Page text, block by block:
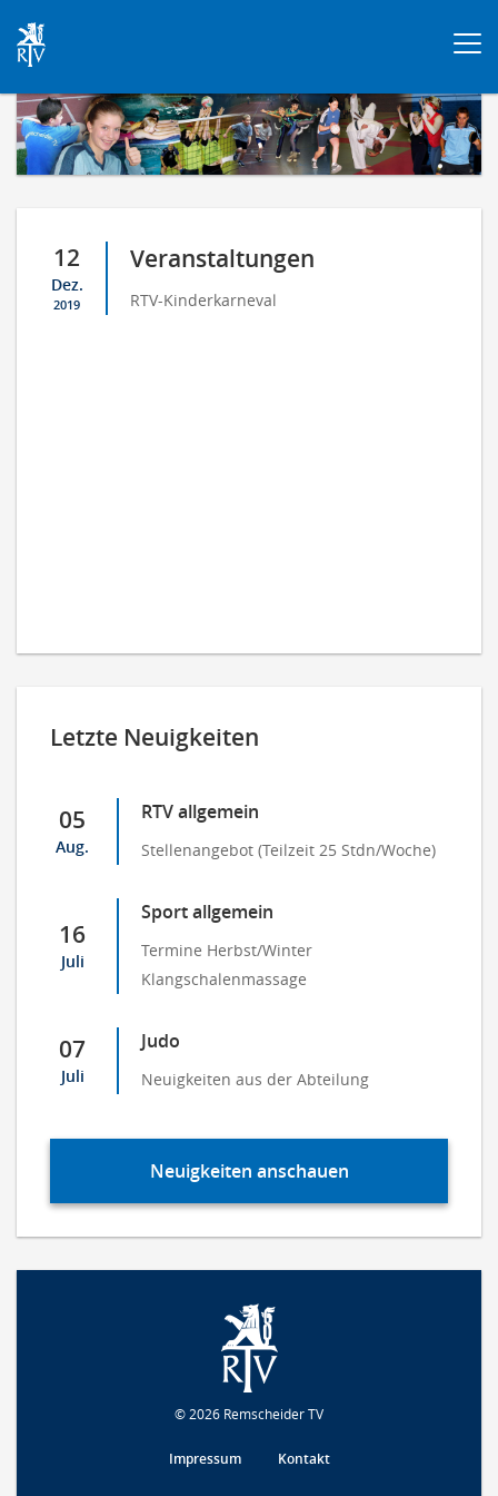
12
Dez.
2019
Veranstaltungen
RTV-Kinderkarneval
Letzte Neuigkeiten
05
Aug.
RTV allgemein
Stellenangebot (Teilzeit 25 Stdn/Woche)
16
Juli
Sport allgemein
Termine Herbst/Winter
Klangschalenmassage
07
Juli
Judo
Neuigkeiten aus der Abteilung
Neuigkeiten anschauen
© 2026 Remscheider TV
Impressum Kontakt